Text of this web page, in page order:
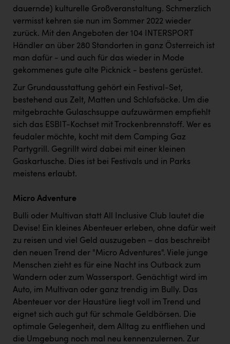
dauernde) kulturelle Großveranstaltung. Schmerzlich
vermisst kehren sie nun im Sommer 2022 wieder
zurück. Mit den Angeboten der 104 INTERSPORT
Händler an über 280 Standorten in ganz Österreich ist
man dafür - und auch für das wieder in Mode
gekommenes gute alte Picknick - bestens gerüstet.
Zur Grundausstattung gehört ein Festival-Set,
bestehend aus Zelt, Matten und Schlafsäcke. Um die
mitgebrachte Gulaschsuppe aufzuwärmen empfiehlt
sich das ESBIT-Kochset mit Trockenbrennstoff. Wer es
feudaler möchte, kocht mit dem Camping Gaz
Partygrill. Gegrillt wird dabei mit einer kleinen
Gaskartusche. Dies ist bei Festivals und in Parks
meistens erlaubt.
Micro Adventure
Bulli oder Multivan statt All Inclusive Club lautet die
Devise! Ein kleines Abenteuer erleben, ohne dafür weit
zu reisen und viel Geld auszugeben – das beschreibt
den neuen Trend der "Micro Adventures". Viele junge
Menschen zieht es für eine Nacht ins Outback zum
Wandern oder zum Wassersport. Genächtigt wird im
Auto, im Multivan oder ganz trendig im Bully. Das
Abenteuer vor der Haustüre liegt voll im Trend und
eignet sich auch gut für schmale Geldbörsen. Die
optimale Gelegenheit, dem Alltag zu entfliehen und
die Umgebung noch mal neu kennenzulernen. Zur